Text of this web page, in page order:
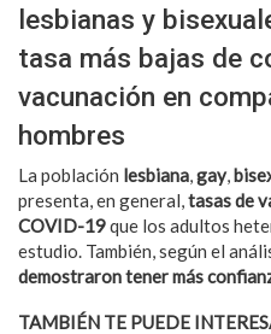
lesbianas y
tasa más bajas de
vacunación en
hombres
La población lesbiana,gay,
presenta, en general,tasas de
COVID-19que los adultos
estudio. También, según el
demostraron tener más
TAMBIÉN TE PUEDE